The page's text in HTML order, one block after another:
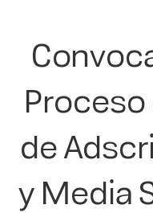
de
y Media